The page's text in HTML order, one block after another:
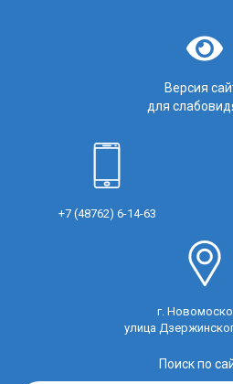
Версия
для
+7 (48762) 6-14-63
г.
улица
Поиск по